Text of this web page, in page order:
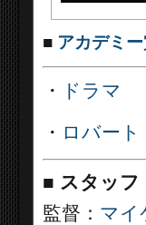
■ アカデミ
・
ドラマ
・ ロバー
■ スタッフ
監督： マイ